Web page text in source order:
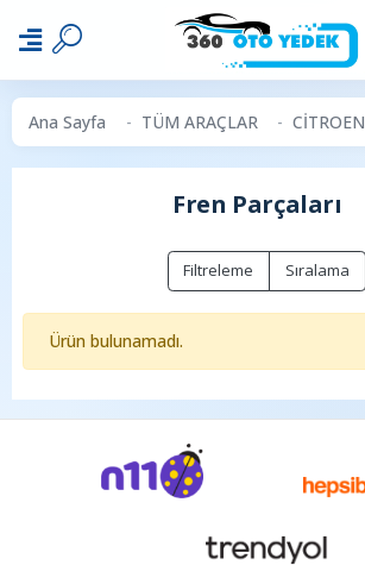
Ana Sayfa TÜM ARAÇLAR CİTROEN
Fren Parçaları
Filtreleme Sıralama
Ürün bulunamadı.